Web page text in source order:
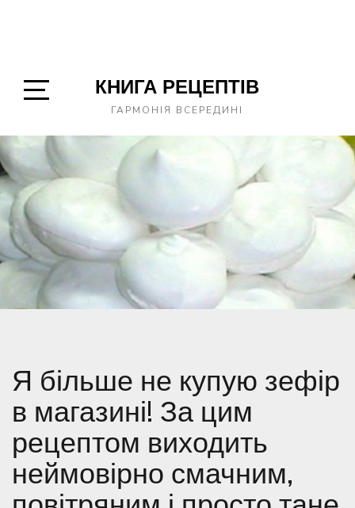
Sidebar
КНИГА РЕЦЕПТІВ
ГАРМОНІЯ ВСЕРЕДИНІ
Я більше не купую зефір
в магазині! За цим
рецептом виходить
неймовірно смачним,